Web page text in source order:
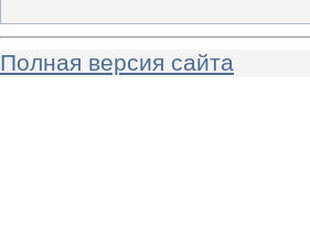
Полная версия сайта